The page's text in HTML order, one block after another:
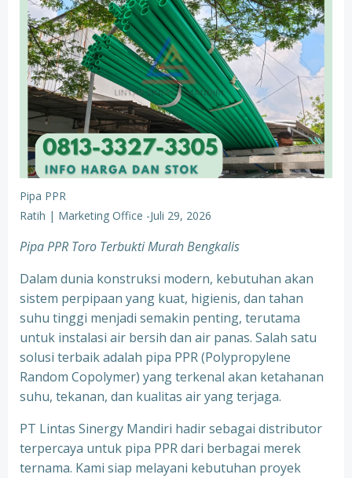
Pipa PPR
Ratih | Marketing Office -Juli 29, 2026
Pipa PPR Toro Terbukti Murah Bengkalis
Dalam dunia konstruksi modern, kebutuhan akan
sistem perpipaan yang kuat, higienis, dan tahan
suhu tinggi menjadi semakin penting, terutama
untuk instalasi air bersih dan air panas. Salah satu
solusi terbaik adalah pipa PPR (Polypropylene
Random Copolymer) yang terkenal akan ketahanan
suhu, tekanan, dan kualitas air yang terjaga.
PT Lintas Sinergy Mandiri hadir sebagai distributor
terpercaya untuk pipa PPR dari berbagai merek
ternama. Kami siap melayani kebutuhan proyek